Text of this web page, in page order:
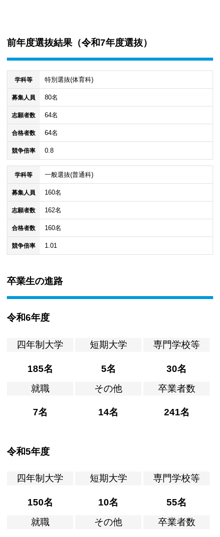
前年度選抜結果（令和7年度選抜）
学科等 特別選抜(体育科)
募集人員 80名
志願者数 64名
合格者数 64名
競争倍率 0.8
学科等 一般選抜(普通科)
募集人員 160名
志願者数 162名
合格者数 160名
競争倍率 1.01
卒業生の進路
令和6年度
四年制大学
185名
短期大学
5名
専門学校等
30名
就職
7名
その他
14名
卒業者数
241名
令和5年度
四年制大学
150名
短期大学
10名
専門学校等
55名
就職
その他 卒業者数